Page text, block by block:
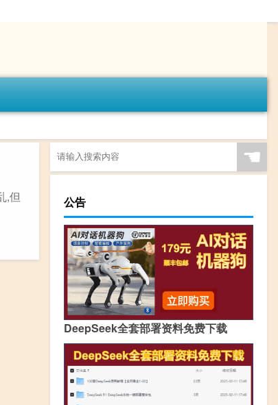
,但
☚
公告
DeepSeek全套部署资料免费下载